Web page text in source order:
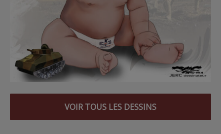
VOIR TOUS LES DESSINS